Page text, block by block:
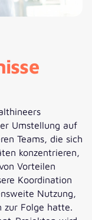
Umstellung auf
Teams, die sich
konzentrieren,
Vorteilen
Koordination
Nutzung,
zur Folge hatte.